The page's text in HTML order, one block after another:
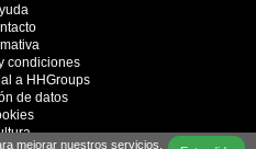
condiciones
a HHGroups
de datos
mejorar nuestros servicios.